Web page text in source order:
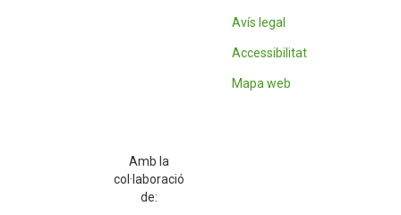
Avís legal
Accessibilitat
Mapa web
Amb la
col·laboració
de: